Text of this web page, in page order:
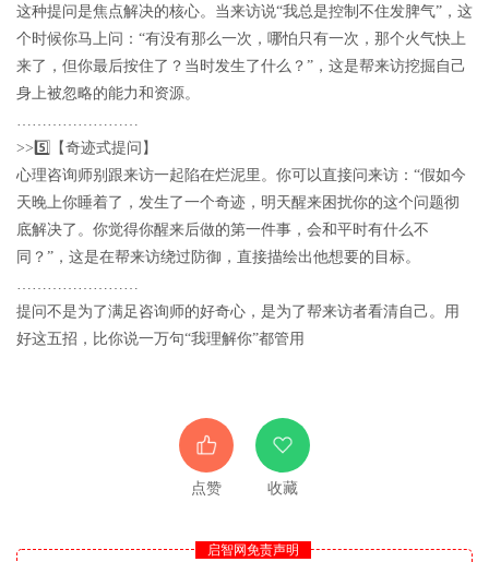
这种提问是焦点解决的核心。当来访说“我总是控制不住发脾气”，这
个时候你马上问：“有没有那么一次，哪怕只有一次，那个火气快上
来了，但你最后按住了？当时发生了什么？”，这是帮来访挖掘自己
身上被忽略的能力和资源。
……………………
>>5️⃣【奇迹式提问】
心理咨询师别跟来访一起陷在烂泥里。你可以直接问来访：“假如今
天晚上你睡着了，发生了一个奇迹，明天醒来困扰你的这个问题彻
底解决了。你觉得你醒来后做的第一件事，会和平时有什么不
同？”，这是在帮来访绕过防御，直接描绘出他想要的目标。
……………………
提问不是为了满足咨询师的好奇心，是为了帮来访者看清自己。用
好这五招，比你说一万句“我理解你”都管用
点赞 收藏
启智网免责声明